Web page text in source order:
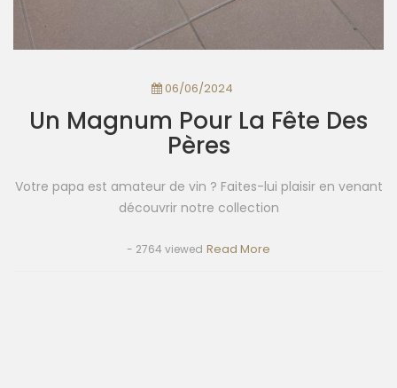
06/06/2024
Un Magnum Pour La Fête Des
Pères
Votre papa est amateur de vin ? Faites-lui plaisir en venant
découvrir notre collection
- 2764 viewed Read More